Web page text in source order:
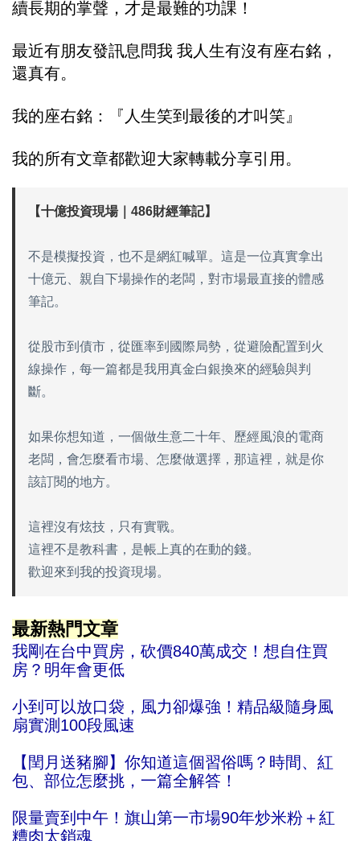
續長期的掌聲，才是最難的功課！
最近有朋友發訊息問我 我人生有沒有座右銘，
還真有。
我的座右銘：『人生笑到最後的才叫笑』
我的所有文章都歡迎大家轉載分享引用。
【十億投資現場｜486財經筆記】
不是模擬投資，也不是網紅喊單。這是一位真實拿出
十億元、親自下場操作的老闆，對市場最直接的體感
筆記。
從股市到債市，從匯率到國際局勢，從避險配置到火
線操作，每一篇都是我用真金白銀換來的經驗與判
斷。
如果你想知道，一個做生意二十年、歷經風浪的電商
老闆，會怎麼看市場、怎麼做選擇，那這裡，就是你
該訂閱的地方。
這裡沒有炫技，只有實戰。
這裡不是教科書，是帳上真的在動的錢。
歡迎來到我的投資現場。
最新熱門文章
我剛在台中買房，砍價840萬成交！想自住買
房？明年會更低
小到可以放口袋，風力卻爆強！精品級隨身風
扇實測100段風速
【閏月送豬腳】你知道這個習俗嗎？時間、紅
包、部位怎麼挑，一篇全解答！
限量賣到中午！旗山第一市場90年炒米粉＋紅
糟肉太銷魂